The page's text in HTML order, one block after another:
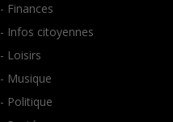
- Finances
- Infos citoyennes
- Loisirs
- Musique
- Politique